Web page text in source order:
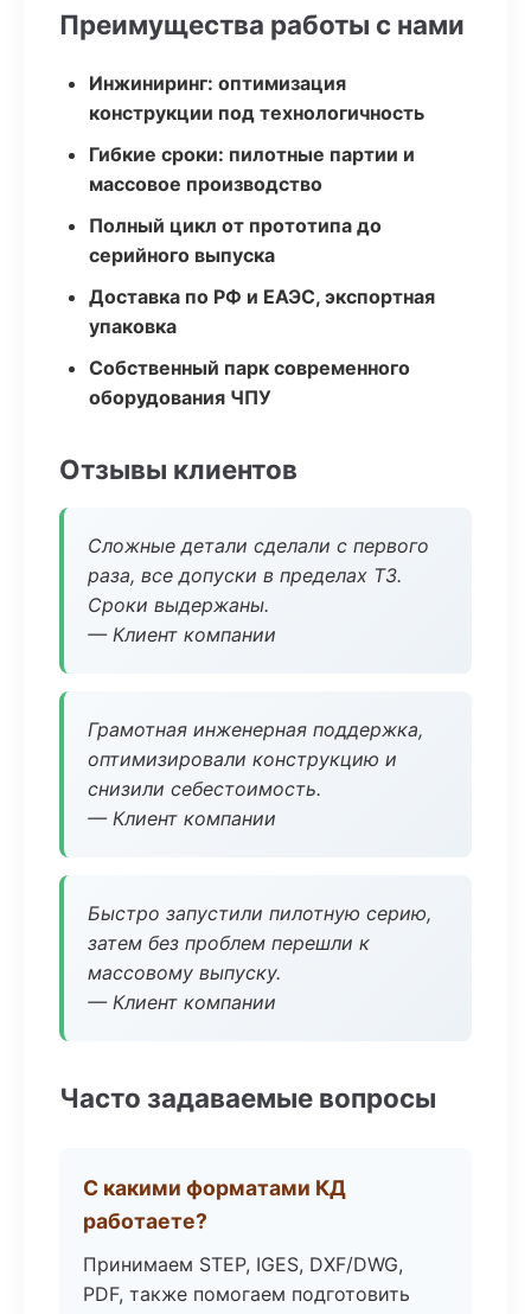
Преимущества работы с нами
Инжиниринг: оптимизация
конструкции под технологичность
Гибкие сроки: пилотные партии и
массовое производство
Полный цикл от прототипа до
серийного выпуска
Доставка по РФ и ЕАЭС, экспортная
упаковка
Собственный парк современного
оборудования ЧПУ
Отзывы клиентов
Сложные детали сделали с первого
раза, все допуски в пределах ТЗ.
Сроки выдержаны.
— Клиент компании
Грамотная инженерная поддержка,
оптимизировали конструкцию и
снизили себестоимость.
— Клиент компании
Быстро запустили пилотную серию,
затем без проблем перешли к
массовому выпуску.
— Клиент компании
Часто задаваемые вопросы
С какими форматами КД
работаете?
Принимаем STEP, IGES, DXF/DWG,
PDF, также помогаем подготовить